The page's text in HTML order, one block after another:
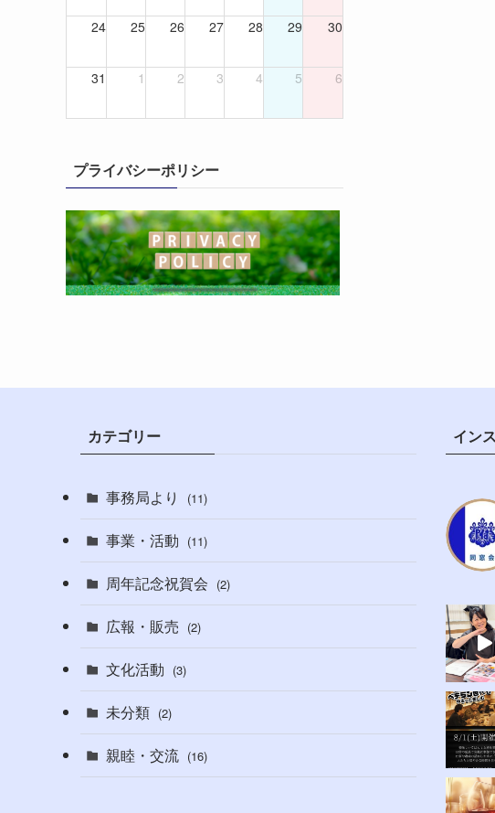
24 25 26 27 28 29 30
31 1 2 3 4 5 6
プライバシーポリシー
カテゴリー
事務局より (11)
事業・活動 (11)
周年記念祝賀会 (2)
広報・販売 (2)
文化活動 (3)
未分類 (2)
親睦・交流 (16)
イン